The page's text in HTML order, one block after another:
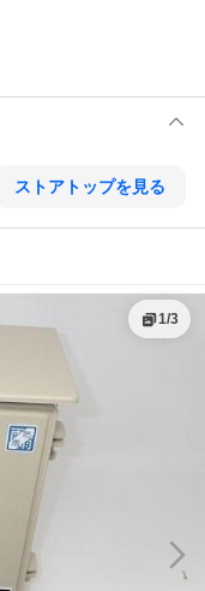
ストアトップを見る
1/3